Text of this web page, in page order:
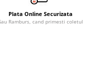
Plata Online Securizata
Ramburs, cand primesti coletul